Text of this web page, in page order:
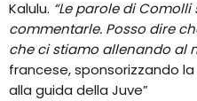
Kalulu. “Le parole di
commentarle. Posso dire
che ci stiamo allenando al
francese, sponsorizzando
alla guida della Juve”